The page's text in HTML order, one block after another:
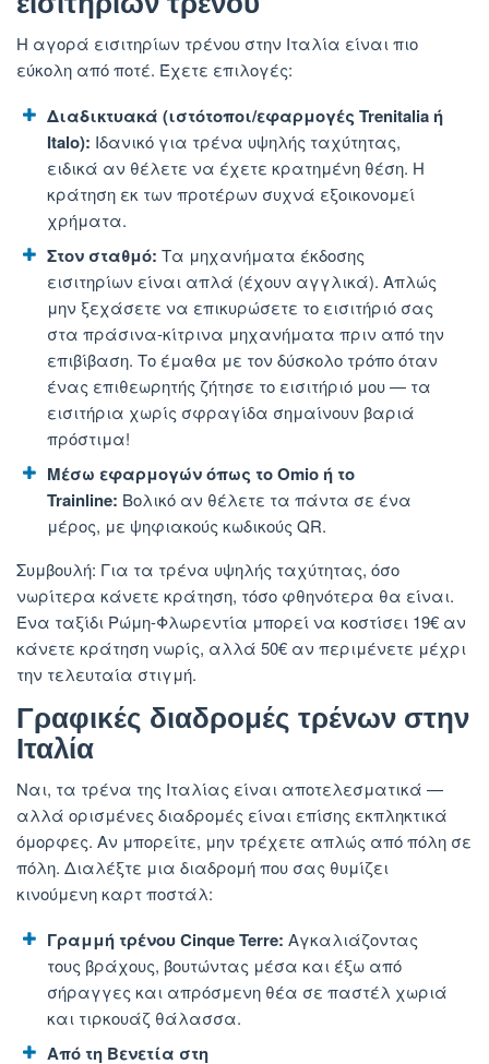
Η αγορά εισιτηρίων τρένου στην Ιταλία είναι πιο
εύκολη από ποτέ. Έχετε επιλογές:
Διαδικτυακά (ιστότοποι/εφαρμογές Trenitalia ή
Italo): Ιδανικό για τρένα υψηλής ταχύτητας,
ειδικά αν θέλετε να έχετε κρατημένη θέση. Η
κράτηση εκ των προτέρων συχνά εξοικονομεί
χρήματα.
Στον σταθμό: Τα μηχανήματα έκδοσης
εισιτηρίων είναι απλά (έχουν αγγλικά). Απλώς
μην ξεχάσετε να επικυρώσετε το εισιτήριό σας
στα πράσινα-κίτρινα μηχανήματα πριν από την
επιβίβαση. Το έμαθα με τον δύσκολο τρόπο όταν
ένας επιθεωρητής ζήτησε το εισιτήριό μου — τα
εισιτήρια χωρίς σφραγίδα σημαίνουν βαριά
πρόστιμα!
Μέσω εφαρμογών όπως το Omio ή το
Trainline: Βολικό αν θέλετε τα πάντα σε ένα
μέρος, με ψηφιακούς κωδικούς QR.
Συμβουλή: Για τα τρένα υψηλής ταχύτητας, όσο
νωρίτερα κάνετε κράτηση, τόσο φθηνότερα θα είναι.
Ένα ταξίδι Ρώμη-Φλωρεντία μπορεί να κοστίσει 19€ αν
κάνετε κράτηση νωρίς, αλλά 50€ αν περιμένετε μέχρι
την τελευταία στιγμή.
Γραφικές διαδρομές τρένων στην
Ιταλία
Ναι, τα τρένα της Ιταλίας είναι αποτελεσματικά —
αλλά ορισμένες διαδρομές είναι επίσης εκπληκτικά
όμορφες. Αν μπορείτε, μην τρέχετε απλώς από πόλη σε
πόλη. Διαλέξτε μια διαδρομή που σας θυμίζει
κινούμενη καρτ ποστάλ:
Γραμμή τρένου Cinque Terre: Αγκαλιάζοντας
τους βράχους, βουτώντας μέσα και έξω από
σήραγγες και απρόσμενη θέα σε παστέλ χωριά
και τιρκουάζ θάλασσα.
Από τη Βενετία στη